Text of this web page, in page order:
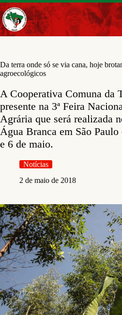
Pular
para
o
conteúdo
Da terra onde só se via cana, hoje
agroecológicos
A Cooperativa Comuna da
presente na 3ª Feira
Agrária que será realizada
Água Branca em São Paulo
e 6 de maio.
Notícias
2 de maio de 2018